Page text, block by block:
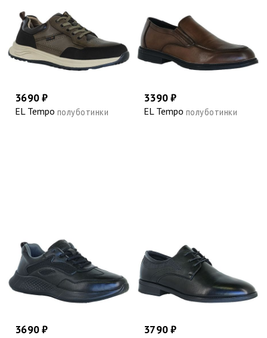
3690 ₽
EL Tempo полуботинки
3390 ₽
EL Tempo полуботинки
3690 ₽ 3790 ₽